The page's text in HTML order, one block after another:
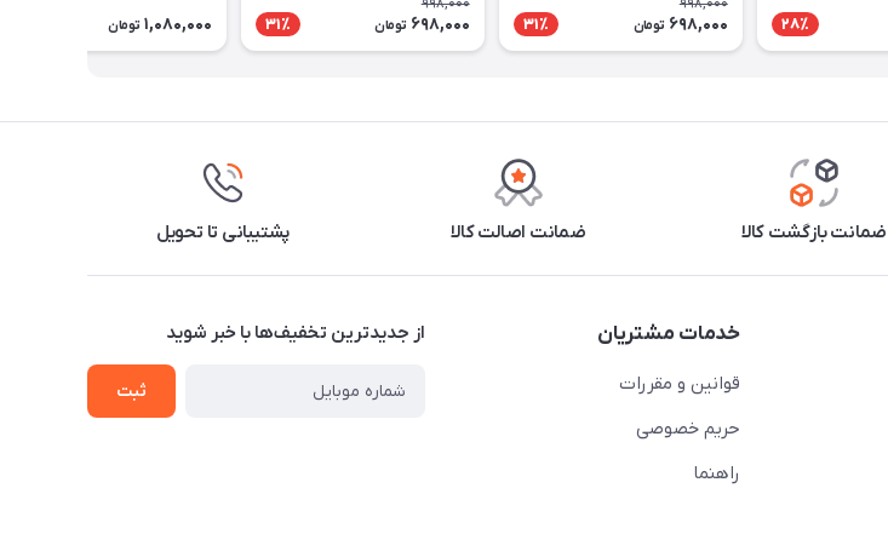
28٪
998,000
698,000 تومان 31٪
998,000
698,000 تومان 31٪ 1,080,000 تومان
ضمانت بازگشت کالا ضمانت اصالت کالا پشتیبانی تا تحویل
خدمات مشتریان
قوانین و مقررات
حریم خصوصی
راهنما
از جدید‌ترین تخفیف‌ها با‌ خبر شوید
ثبت